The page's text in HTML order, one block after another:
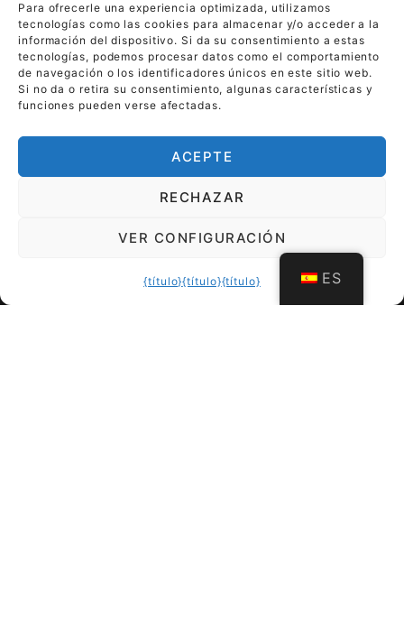
Para ofrecerle una experiencia optimizada, utilizamos
tecnologías como las cookies para almacenar y/o acceder a la
información del dispositivo. Si da su consentimiento a estas
tecnologías, podemos procesar datos como el comportamiento
de navegación o los identificadores únicos en este sitio web.
Si no da o retira su consentimiento, algunas características y
funciones pueden verse afectadas.
ACEPTE
RECHAZAR
VER CONFIGURACIÓN
{título}{título}{título} ES